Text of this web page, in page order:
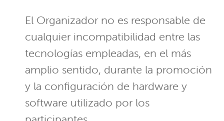
El Organizador no es responsable de
cualquier incompatibilidad entre las
tecnologías empleadas, en el más
amplio sentido, durante la promoción
y la configuración de hardware y
software utilizado por los